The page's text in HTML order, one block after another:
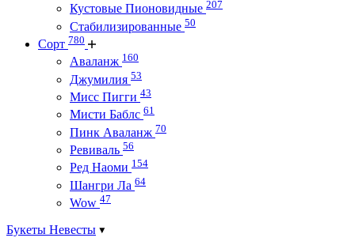
Кустовые Пионовидные 207
Стабилизированные 50
Сорт 780
Аваланж 160
Джумилия 53
Мисс Пигги 43
Мисти Баблс 61
Пинк Аваланж 70
Ревиваль 56
Ред Наоми 154
Шангри Ла 64
Wow 47
Букеты Невесты